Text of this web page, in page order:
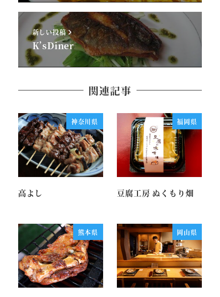
新しい投稿
K’sDiner
関連記事
神奈川県
高よし
福岡県
豆腐工房 ぬくもり畑
熊本県 岡山県